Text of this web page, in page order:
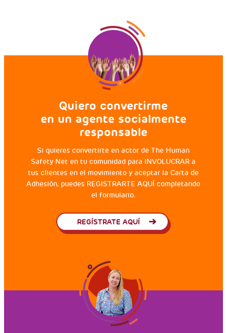
Quiero convertirme
en un agente socialmente
responsable
Si quieres convertirte en actor de The Human
Safety Net en tu comunidad para INVOLUCRAR a
tus clientes en el movimiento y aceptar la Carta de
Adhesión, puedes REGISTRARTE AQUÍ completando
el formulario.
REGÍSTRATE AQUÍ